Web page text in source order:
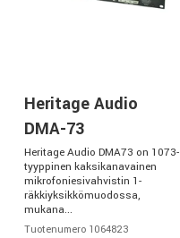
Heritage Audio
DMA-73
Heritage Audio DMA73 on 1073-
tyyppinen kaksikanavainen
mikrofoniesivahvistin 1-
räkkiyksikkömuodossa,
mukana...
Tuotenumero 1064823